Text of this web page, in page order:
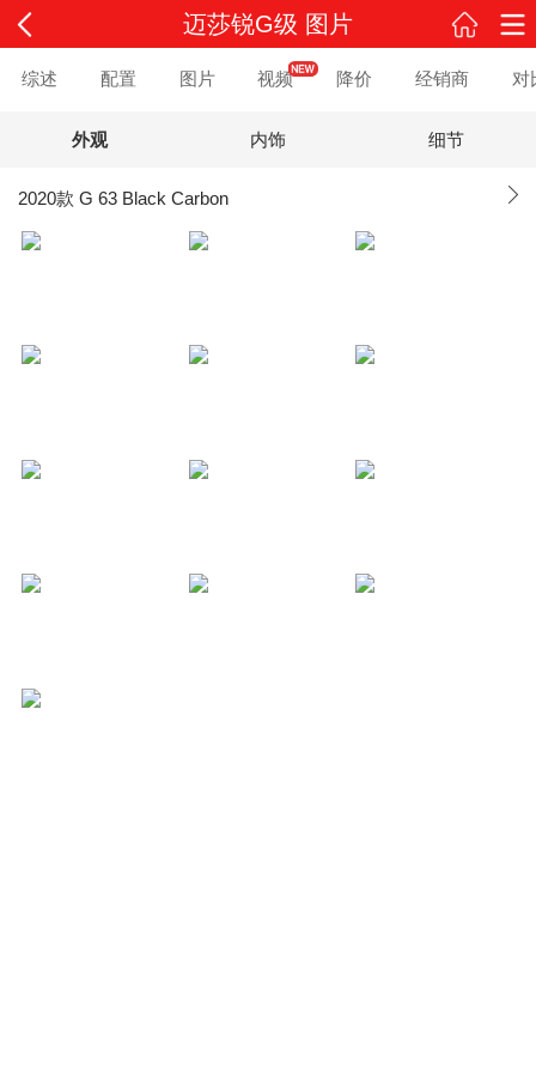
迈莎锐G级 图片
综述 配置 图片 视频 降价 经销商 对
外观 内饰 细节
2020款 G 63 Black Carbon